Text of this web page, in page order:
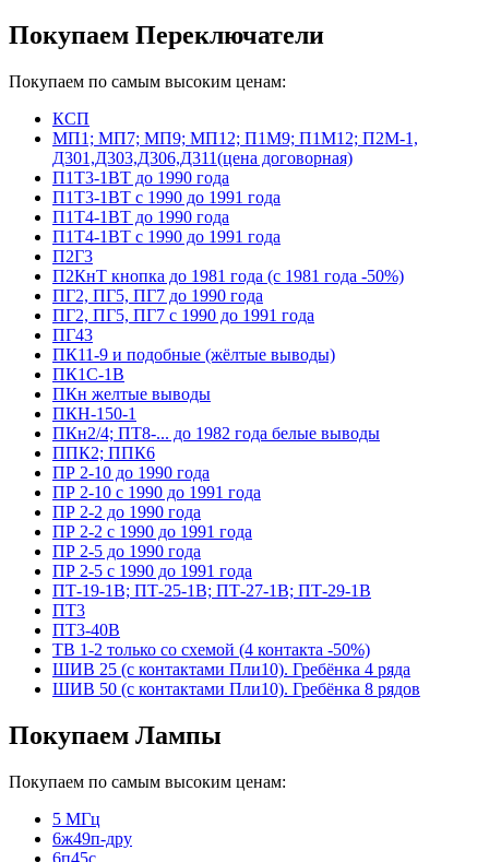
Покупаем Переключатели
Покупаем по самым высоким ценам:
КСП
МП1; МП7; МП9; МП12; П1М9; П1М12; П2М-1,
Д301,Д303,Д306,Д311(цена договорная)
П1Т3-1ВТ до 1990 года
П1Т3-1ВТ с 1990 до 1991 года
П1Т4-1ВТ до 1990 года
П1Т4-1ВТ с 1990 до 1991 года
П2Г3
П2КнТ кнопка до 1981 года (с 1981 года -50%)
ПГ2, ПГ5, ПГ7 до 1990 года
ПГ2, ПГ5, ПГ7 с 1990 до 1991 года
ПГ43
ПК11-9 и подобные (жёлтые выводы)
ПК1С-1В
ПКн желтые выводы
ПКН-150-1
ПКн2/4; ПТ8-... до 1982 года белые выводы
ППК2; ППК6
ПР 2-10 до 1990 года
ПР 2-10 с 1990 до 1991 года
ПР 2-2 до 1990 года
ПР 2-2 с 1990 до 1991 года
ПР 2-5 до 1990 года
ПР 2-5 с 1990 до 1991 года
ПТ-19-1В; ПТ-25-1В; ПТ-27-1В; ПТ-29-1В
ПТ3
ПТ3-40В
ТВ 1-2 только со схемой (4 контакта -50%)
ШИВ 25 (с контактами Пли10). Гребёнка 4 ряда
ШИВ 50 (с контактами Пли10). Гребёнка 8 рядов
Покупаем Лампы
Покупаем по самым высоким ценам:
5 МГц
6ж49п-дру
6п45с